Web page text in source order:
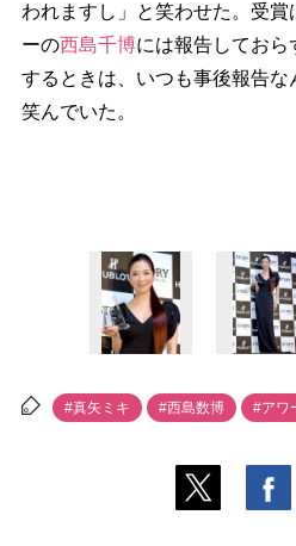
われますし」と笑わせた。受
ーの西島千博には報告しておら
するときは、いつも事後報告
笑んでいた。
#真矢ミキ #西島数博 #アワ